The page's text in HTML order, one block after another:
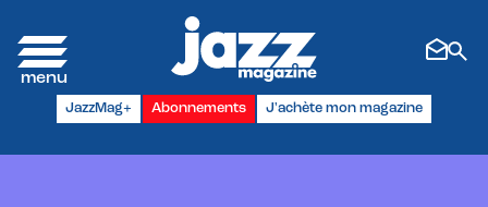
JazzMag+ Abonnements J'achète mon magazine